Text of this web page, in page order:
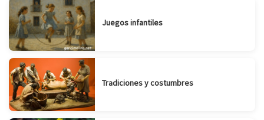
Juegos infantiles
Tradiciones y costumbres